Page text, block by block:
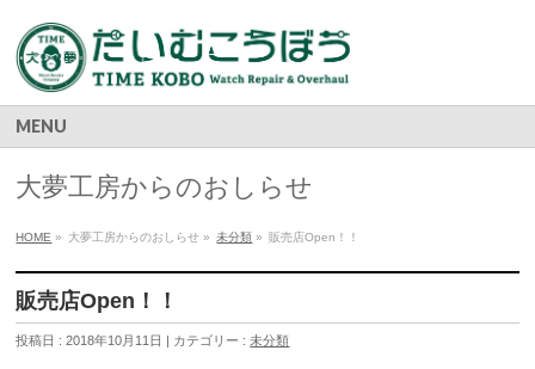
MENU
大夢工房からのおしらせ
HOME » 大夢工房からのおしらせ » 未分類 » 販売店Open！！
販売店Open！！
投稿日 : 2018年10月11日 | カテゴリー :未分類